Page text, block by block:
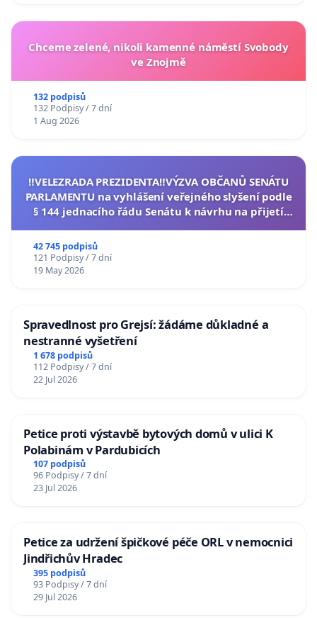
Chceme zelené, nikoli kamenné náměstí Svobody
ve Znojmě
132 podpisů
132 Podpisy / 7 dní
1 Aug 2026
‼️VELEZRADA PREZIDENTA‼️VÝZVA OBČANŮ SENÁTU
PARLAMENTU na vyhlášení veřejného slyšení podle
§ 144 jednacího řádu Senátu k návrhu na přijetí
42 745 podpisů
121 Podpisy / 7 dní
19 May 2026
Spravedlnost pro Grejsí: žádáme důkladné a
nestranné vyšetření
1 678 podpisů
112 Podpisy / 7 dní
22 Jul 2026
Petice proti výstavbě bytových domů v ulici K
Polabinám v Pardubicích
107 podpisů
96 Podpisy / 7 dní
23 Jul 2026
Petice za udržení špičkové péče ORL v nemocnici
Jindřichův Hradec
395 podpisů
93 Podpisy / 7 dní
29 Jul 2026